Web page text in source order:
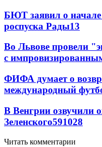
БЮТ заявил о начале
роспуска Рады13
Во Львове провели
с
ФИФА думает о
международный
В Венгрии озвучили
Зеленского591028
Читать комментарии